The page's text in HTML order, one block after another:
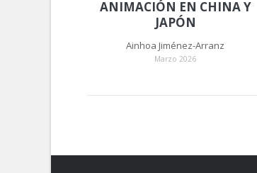
ANIMACIÓN EN CHINA Y
JAPÓN
Ainhoa Jiménez-Arranz
Marzo 2026